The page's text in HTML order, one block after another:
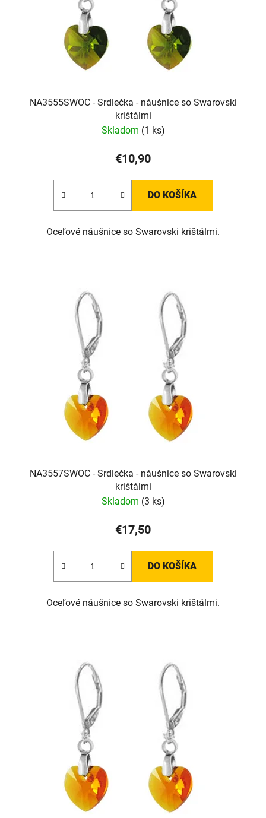
NA3555SWOC - Srdiečka - náušnice so Swarovski
krištálmi
Skladom (1 ks)
€10,90
DO KOŠÍKA
Oceľové náušnice so Swarovski krištálmi.
NA3557SWOC - Srdiečka - náušnice so Swarovski
krištálmi
Skladom (3 ks)
€17,50
DO KOŠÍKA
Oceľové náušnice so Swarovski krištálmi.